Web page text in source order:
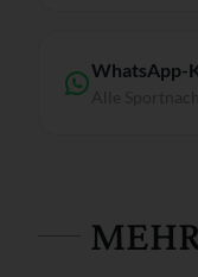
WhatsApp-